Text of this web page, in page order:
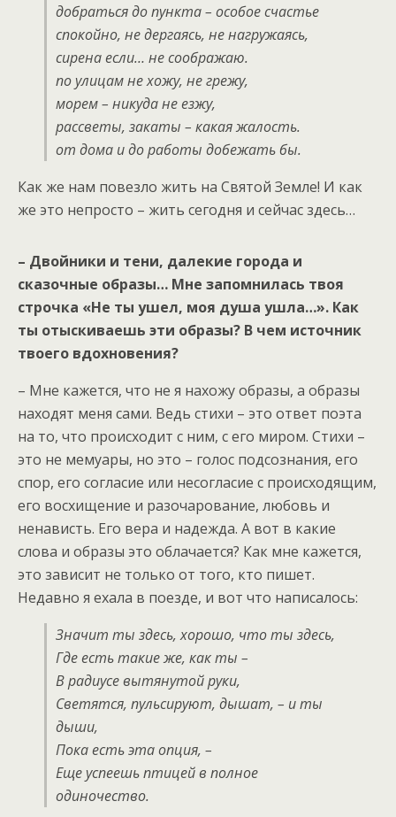
добраться до пункта – особое счастье
спокойно, не дергаясь, не нагружаясь,
сирена если… не соображаю.
по улицам не хожу, не грежу,
морем – никуда не езжу,
рассветы, закаты – какая жалость.
от дома и до работы добежать бы.
Как же нам повезло жить на Святой Земле! И как
же это непросто – жить сегодня и сейчас здесь…
– Двойники и тени, далекие города и
сказочные образы… Мне запомнилась твоя
строчка «Не ты ушел, моя душа ушла…». Как
ты отыскиваешь эти образы? В чем источник
твоего вдохновения?
– Мне кажется, что не я нахожу образы, а образы
находят меня сами. Ведь стихи – это ответ поэта
на то, что происходит с ним, с его миром. Стихи –
это не мемуары, но это – голос подсознания, его
спор, его согласие или несогласие с происходящим,
его восхищение и разочарование, любовь и
ненависть. Его вера и надежда. А вот в какие
слова и образы это облачается? Как мне кажется,
это зависит не только от того, кто пишет.
Недавно я ехала в поезде, и вот что написалось:
Значит ты здесь, хорошо, что ты здесь,
Где есть такие же, как ты –
В радиусе вытянутой руки,
Светятся, пульсируют, дышат, – и ты
дыши,
Пока есть эта опция, –
Еще успеешь птицей в полное
одиночество.